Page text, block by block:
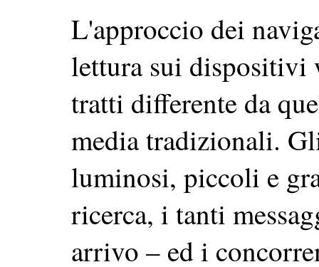
L'approccio dei
lettura sui dispositivi
tratti differente da
media tradizionali.
luminosi, piccoli e
ricerca, i tanti
arrivo – ed i